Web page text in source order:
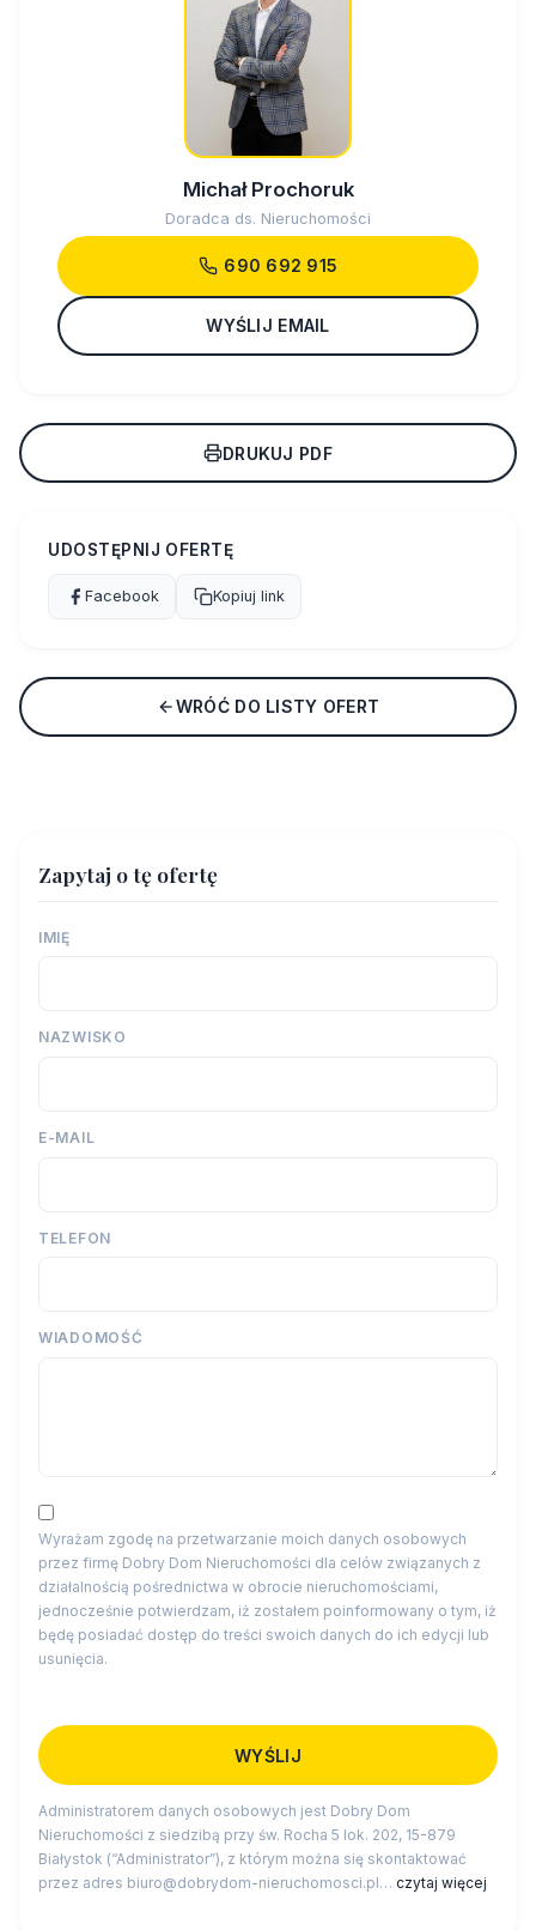
Michał Prochoruk
Doradca ds. Nieruchomości
690 692 915
WYŚLIJ EMAIL
DRUKUJ PDF
UDOSTĘPNIJ OFERTĘ
Facebook Kopiuj link
WRÓĆ DO LISTY OFERT
Zapytaj o tę ofertę
IMIĘ
NAZWISKO
E-MAIL
TELEFON
WIADOMOŚĆ
Wyrażam zgodę na przetwarzanie moich danych osobowych
przez firmę Dobry Dom Nieruchomości dla celów związanych z
działalnością pośrednictwa w obrocie nieruchomościami,
jednocześnie potwierdzam, iż zostałem poinformowany o tym, iż
będę posiadać dostęp do treści swoich danych do ich edycji lub
usunięcia.
Administratorem danych osobowych jest Dobry Dom
Nieruchomości z siedzibą przy św. Rocha 5 lok. 202, 15-879
Białystok (“Administrator”), z którym można się skontaktować
przez adres biuro@dobrydom-nieruchomosci.pl… czytaj więcej